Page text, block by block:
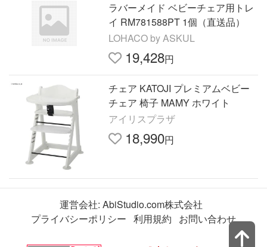
ラバーメイド ベビーチェア用トレ
イ RM781588PT 1個（直送品）
LOHACO by ASKUL
19,428円
チェア KATOJI プレミアムベビー
チェア 椅子 MAMY ホワイト
アイリスプラザ
18,990円
運営会社: AbiStudio.com株式会社
プライバシーポリシー 利用規約 お問い合わせ